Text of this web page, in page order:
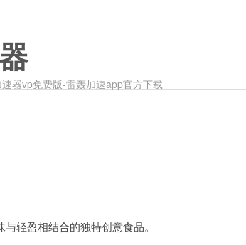
器vp免费版-雷轰加速app官方下载
轻盈相结合的独特创意食品。